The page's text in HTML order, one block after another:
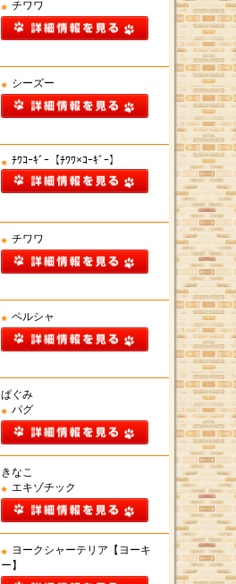
チワワ
シーズー
ﾁﾜｺｰｷﾞｰ【ﾁﾜﾜ×ｺｰｷﾞｰ】
チワワ
ペルシャ
ぱぐみ
パグ
きなこ
エキゾチック
ヨークシャーテリア【ヨーキ
ー】